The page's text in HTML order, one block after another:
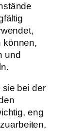
können,
und
sie bei der
eng